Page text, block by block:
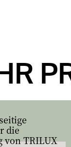
die
von TRILUX